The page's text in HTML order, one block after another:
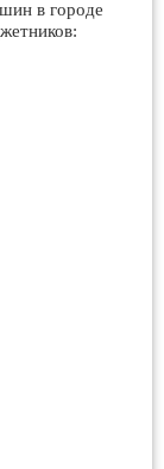
в городе